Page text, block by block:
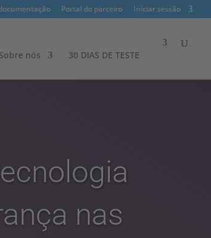
Portal do parceiro Iniciar sessão
Sobre nós 30 DIAS DE TESTE
nas